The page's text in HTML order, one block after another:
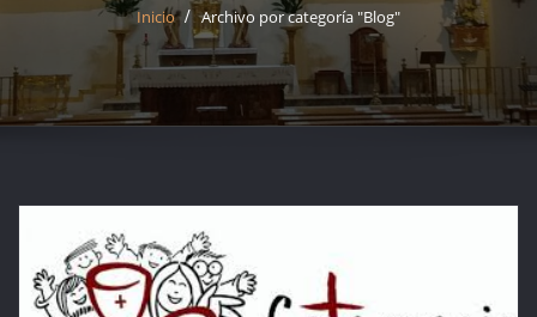
Inicio Archivo por categoría "Blog"